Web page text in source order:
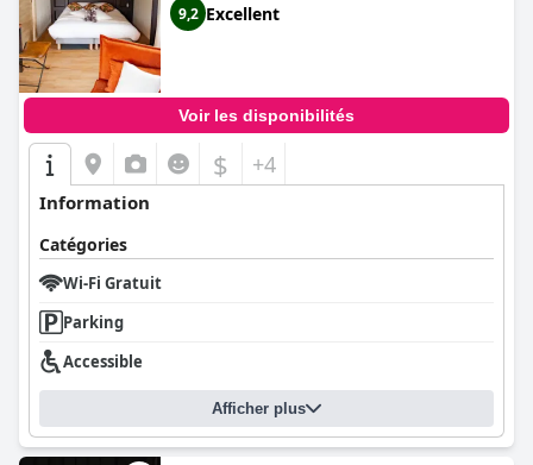
9,2 Excellent
Voir les disponibilités
$ +4
Information
Catégories
Wi-Fi Gratuit
Parking
Accessible
Afficher plus